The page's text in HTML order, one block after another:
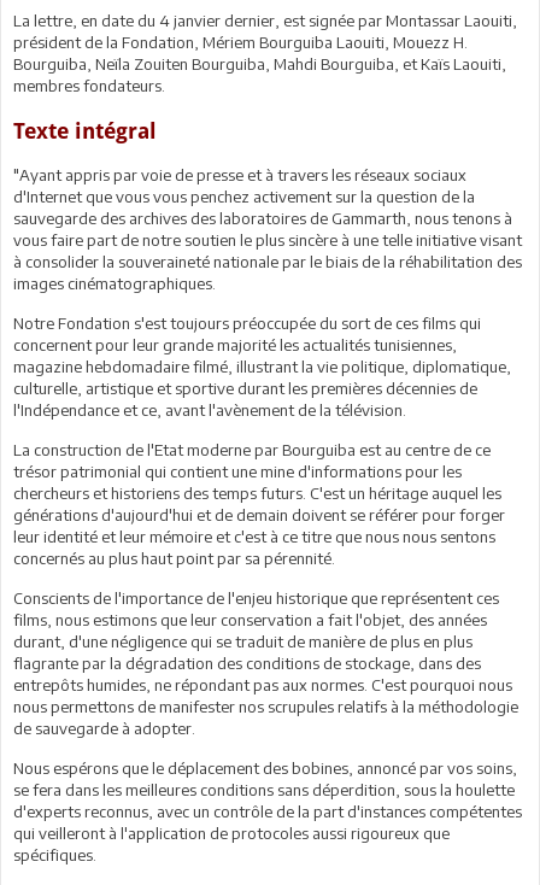
La lettre, en date du 4 janvier dernier, est signée par Montassar Laouiti,
président de la Fondation, Mériem Bourguiba Laouiti, Mouezz H.
Bourguiba, Neïla Zouiten Bourguiba, Mahdi Bourguiba, et Kaïs Laouiti,
membres fondateurs.
Texte intégral
"Ayant appris par voie de presse et à travers les réseaux sociaux
d'Internet que vous vous penchez activement sur la question de la
sauvegarde des archives des laboratoires de Gammarth, nous tenons à
vous faire part de notre soutien le plus sincère à une telle initiative visant
à consolider la souveraineté nationale par le biais de la réhabilitation des
images cinématographiques.
Notre Fondation s'est toujours préoccupée du sort de ces films qui
concernent pour leur grande majorité les actualités tunisiennes,
magazine hebdomadaire filmé, illustrant la vie politique, diplomatique,
culturelle, artistique et sportive durant les premières décennies de
l'Indépendance et ce, avant l'avènement de la télévision.
La construction de l'Etat moderne par Bourguiba est au centre de ce
trésor patrimonial qui contient une mine d'informations pour les
chercheurs et historiens des temps futurs. C'est un héritage auquel les
générations d'aujourd'hui et de demain doivent se référer pour forger
leur identité et leur mémoire et c'est à ce titre que nous nous sentons
concernés au plus haut point par sa pérennité.
Conscients de l'importance de l'enjeu historique que représentent ces
films, nous estimons que leur conservation a fait l'objet, des années
durant, d'une négligence qui se traduit de manière de plus en plus
flagrante par la dégradation des conditions de stockage, dans des
entrepôts humides, ne répondant pas aux normes. C'est pourquoi nous
nous permettons de manifester nos scrupules relatifs à la méthodologie
de sauvegarde à adopter.
Nous espérons que le déplacement des bobines, annoncé par vos soins,
se fera dans les meilleures conditions sans déperdition, sous la houlette
d'experts reconnus, avec un contrôle de la part d'instances compétentes
qui veilleront à l'application de protocoles aussi rigoureux que
spécifiques.